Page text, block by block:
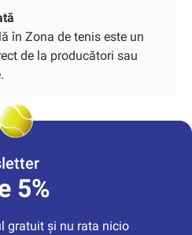
în Zona de tenis este un
de la producători sau
5%
gratuit și nu rata nicio